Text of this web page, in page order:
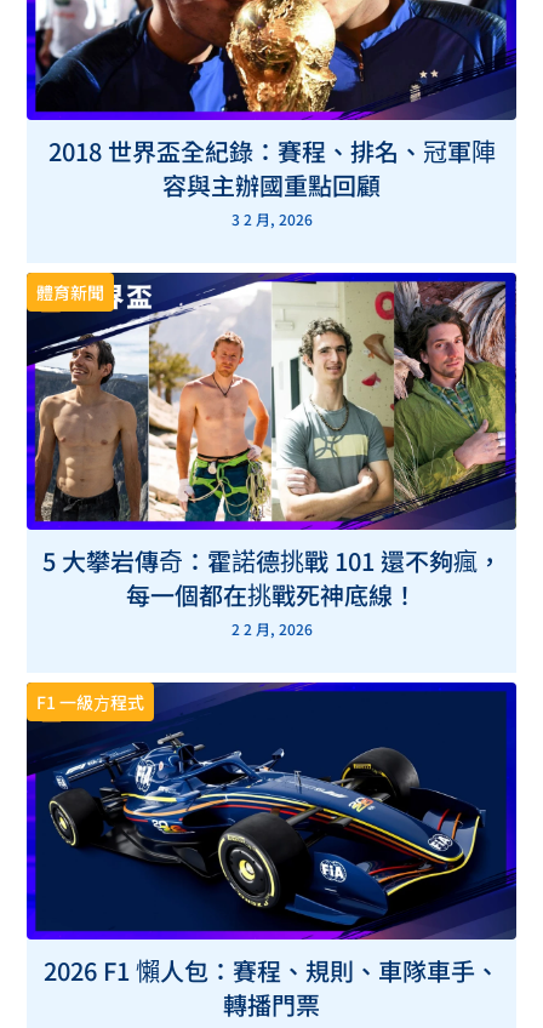
2018 世界盃全紀錄：賽程、排名、冠軍陣
容與主辦國重點回顧
3 2 月, 2026
體育新聞
5 大攀岩傳奇：霍諾德挑戰 101 還不夠瘋，
每一個都在挑戰死神底線！
2 2 月, 2026
F1 一級方程式
2026 F1 懶人包：賽程、規則、車隊車手、
轉播門票